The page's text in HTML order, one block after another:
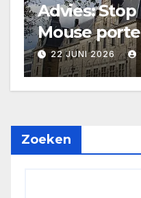
Advies:
Mouse
22 JUNI 2026
Zoeken